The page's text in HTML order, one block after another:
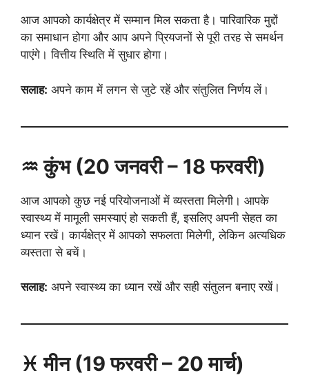
आज आपको कार्यक्षेत्र में सम्मान मिल सकता है। पारिवारिक मुद्दों
का समाधान होगा और आप अपने प्रियजनों से पूरी तरह से समर्थन
पाएंगे। वित्तीय स्थिति में सुधार होगा।
सलाह: अपने काम में लगन से जुटे रहें और संतुलित निर्णय लें।
♒ कुंभ (20 जनवरी – 18 फरवरी)
आज आपको कुछ नई परियोजनाओं में व्यस्तता मिलेगी। आपके
स्वास्थ्य में मामूली समस्याएं हो सकती हैं, इसलिए अपनी सेहत का
ध्यान रखें। कार्यक्षेत्र में आपको सफलता मिलेगी, लेकिन अत्यधिक
व्यस्तता से बचें।
सलाह: अपने स्वास्थ्य का ध्यान रखें और सही संतुलन बनाए रखें।
♓ मीन (19 फरवरी – 20 मार्च)